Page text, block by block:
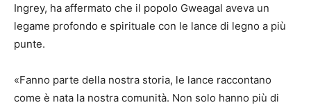
Ingrey, ha affermato che il popolo Gweagal aveva un
legame profondo e spirituale con le lance di legno a più
punte.
«Fanno parte della nostra storia, le lance raccontano
come è nata la nostra comunità. Non solo hanno più di